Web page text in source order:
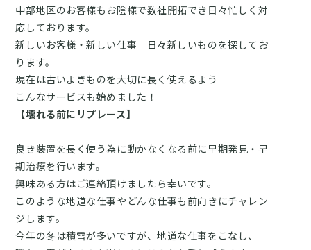
中部地区のお客様もお陰様で数社開拓でき日々忙しく対
応しております。
新しいお客様・新しい仕事 日々新しいものを探してお
ります。
現在は古いよきものを大切に長く使えるよう
こんなサービスも始めました！
【壊れる前にリプレース】
良き装置を長く使う為に動かなくなる前に早期発見・早
期治療を行います。
興味ある方はご連絡頂けましたら幸いです。
このような地道な仕事やどんな仕事も前向きにチャレン
ジします。
今年の冬は積雪が多いですが、地道な仕事をこなし、